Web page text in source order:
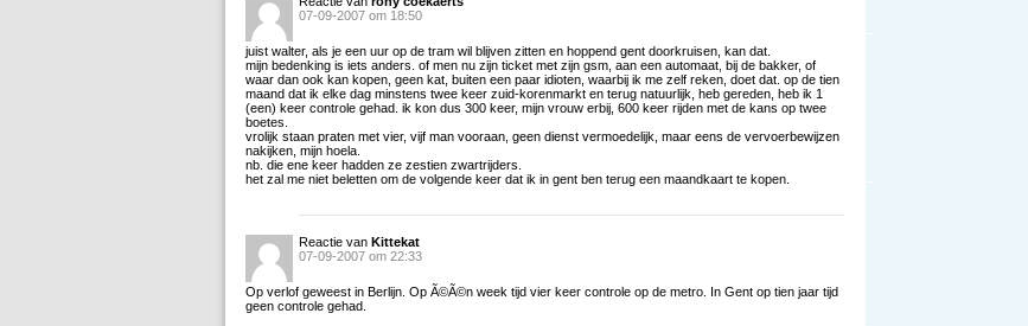
07-09-2007 om 18:50
juist walter, als je een uur op de tram wil blijven zitten en hoppend gent doorkruisen, kan dat.
mijn bedenking is iets anders. of men nu zijn ticket met zijn gsm, aan een automaat, bij de bakker, of
waar dan ook kan kopen, geen kat, buiten een paar idioten, waarbij ik me zelf reken, doet dat. op de tien
maand dat ik elke dag minstens twee keer zuid-korenmarkt en terug natuurlijk, heb gereden, heb ik 1
(een) keer controle gehad. ik kon dus 300 keer, mijn vrouw erbij, 600 keer rijden met de kans op twee
boetes.
vrolijk staan praten met vier, vijf man vooraan, geen dienst vermoedelijk, maar eens de vervoerbewijzen
nakijken, mijn hoela.
nb. die ene keer hadden ze zestien zwartrijders.
het zal me niet beletten om de volgende keer dat ik in gent ben terug een maandkaart te kopen.
Reactie van Kittekat
07-09-2007 om 22:33
Op verlof geweest in Berlijn. Op Ã©Ã©n week tijd vier keer controle op de metro. In Gent op tien jaar tijd
geen controle gehad.